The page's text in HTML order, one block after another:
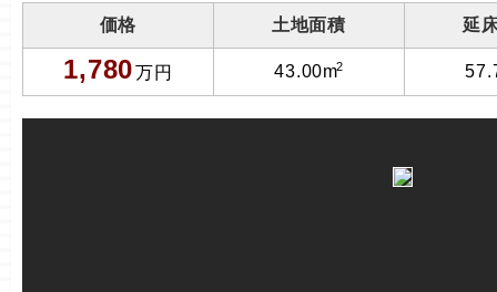
価格 土地面積 延
1,780万円 43.00m2